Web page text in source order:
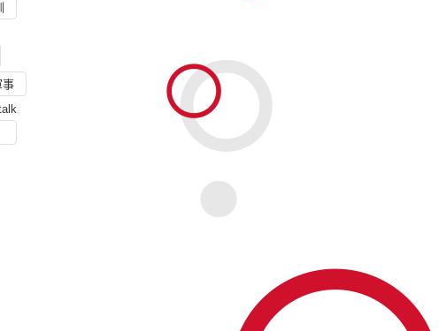
事